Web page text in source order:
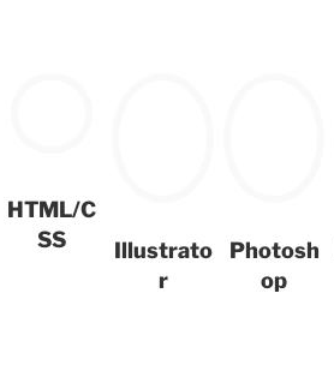
HTML/C
SS
Illustrato
r
Photosh
op